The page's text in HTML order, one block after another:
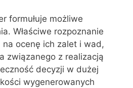
formułuje możliwe
Właściwe rozpoznanie
ocenę ich zalet i wad,
związanego z realizacją
decyzji w dużej
wygenerowanych